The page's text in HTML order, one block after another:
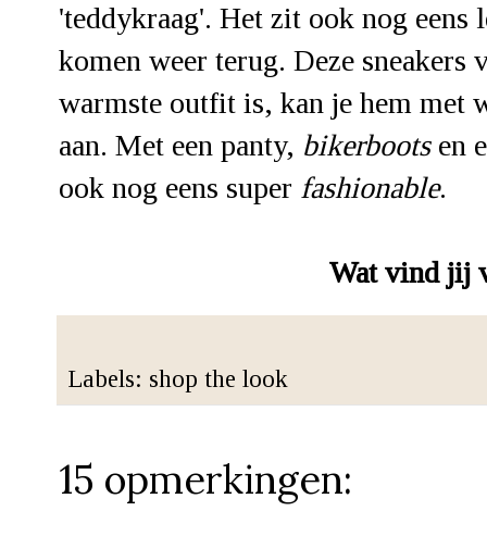
'teddykraag'. Het zit ook nog
komen weer terug. Deze
warmste outfit is, kan je hem met
aan. Met een panty, bikerbootsen
ook nog eens super fashionable.
Wat vind jij
Labels: shop the look
15 opmerkingen: